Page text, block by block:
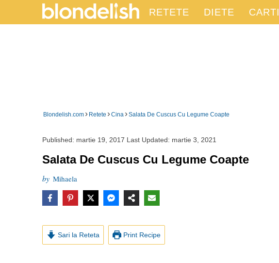
RETETE DIETE CARTI
Blondelish.com › Retete ›Cina ›Salata De Cuscus Cu Legume Coapte
Published: martie 19, 2017 Last Updated: martie 3, 2021
Salata De Cuscus Cu Legume Coapte
by Mihaela
Sari la Reteta Print Recipe